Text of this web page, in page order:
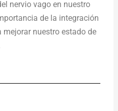
nervio vago en nuestro
de la integración
nuestro estado de